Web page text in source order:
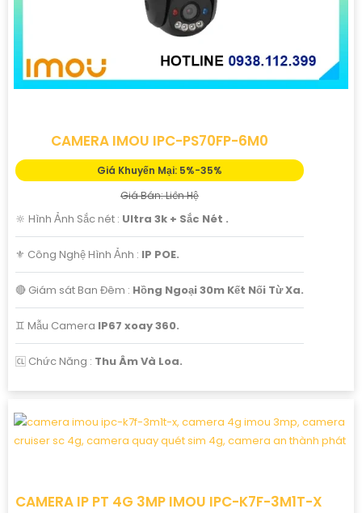
CAMERA IMOU IPC-PS70FP-6M0
Giá Khuyến Mại: 5%-35%
Giá Bán: Liên Hệ
🔆 Hình Ảnh Sắc nét : Ultra 3k + Sắc Nét .
⚜️ Công Nghệ Hình Ảnh : IP POE.
🔴 Giám sát Ban Đêm : Hồng Ngoại 30m Kết Nối Từ Xa.
♊ Mẫu Camera IP67 xoay 360.
️🆑 Chức Năng : Thu Âm Và Loa.
CAMERA IP PT 4G 3MP IMOU IPC-K7F-3M1T-X